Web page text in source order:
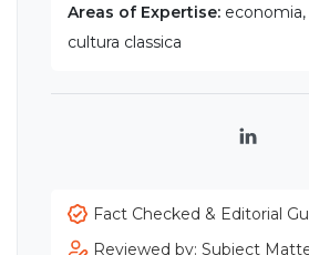
Areas of Expertise:
cultura classica
Fact Checked & Editorial
Reviewed by: Subject